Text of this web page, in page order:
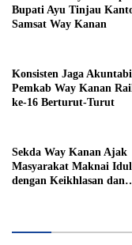
Bupati Ayu Tinjau
Samsat Way Kanan
Konsisten Jaga
Pemkab Way Kanan
ke-16 Berturut-Turut
Sekda Way Kanan Ajak
Masyarakat Maknai
dengan Keikhlasan dan